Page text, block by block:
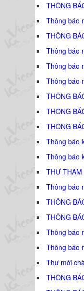
THÔNG
Thông báo
THÔNG
Thông báo
Thông báo
Thông báo
THÔNG
THÔNG
THÔNG
Thông báo
Thông báo
THƯ THAM
Thông báo
THÔNG
THÔNG
Thông báo
Thông báo
Thư mời
THÔNG